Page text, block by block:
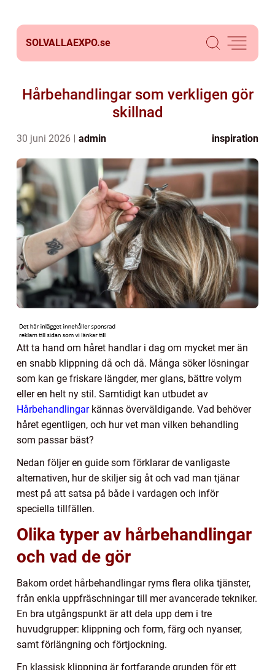
SOLVALLAEXPO.se
Hårbehandlingar som verkligen gör
skillnad
30 juni 2026 admin inspiration
Att ta hand om håret handlar i dag om mycket mer än
en snabb klippning då och då. Många söker lösningar
som kan ge friskare längder, mer glans, bättre volym
eller en helt ny stil. Samtidigt kan utbudet av
Hårbehandlingarkännas överväldigande. Vad behöver
håret egentligen, och hur vet man vilken behandling
som passar bäst?
Nedan följer en guide som förklarar de vanligaste
alternativen, hur de skiljer sig åt och vad man tjänar
mest på att satsa på både i vardagen och inför
speciella tillfällen.
Olika typer av hårbehandlingar
och vad de gör
Bakom ordet hårbehandlingar ryms flera olika tjänster,
från enkla uppfräschningar till mer avancerade tekniker.
En bra utgångspunkt är att dela upp dem i tre
huvudgrupper: klippning och form, färg och nyanser,
samt förlängning och förtjockning.
En klassisk klippning är fortfarande grunden för ett